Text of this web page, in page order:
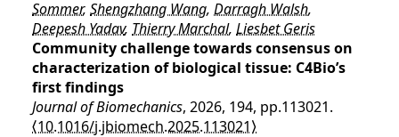
Sommer, Shengzhang Wang, Darragh Walsh,
Deepesh Yadav, Thierry Marchal, Liesbet Geris
Community challenge towards consensus on
characterization of biological tissue: C4Bio’s
first findings
Journal of Biomechanics, 2026, 194, pp.113021.
⟨10.1016/j.jbiomech.2025.113021⟩